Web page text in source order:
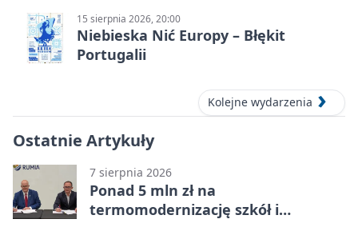
15 sierpnia 2026, 20:00
Niebieska Nić Europy – Błękit
Portugalii
Kolejne wydarzenia
Ostatnie Artykuły
7 sierpnia 2026
Ponad 5 mln zł na
termomodernizację szkół i